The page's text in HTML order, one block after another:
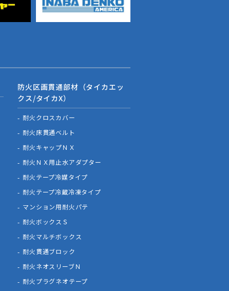
防火区画貫通部材（タイカエッ
クス/タイカX）
耐火クロスカバー
耐火床貫通ベルト
耐火キャップＮＸ
耐火ＮＸ用止水アダプター
耐火テープ冷媒タイプ
耐火テープ冷蔵冷凍タイプ
マンション用耐火パテ
耐火ボックスＳ
耐火マルチボックス
耐火貫通ブロック
耐火ネオスリーブＮ
耐火プラグネオテープ